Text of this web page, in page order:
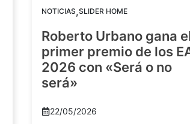
NOTICIAS,SLIDER HOME
Roberto Urbano gana
primer premio de los
2026 con «Será o no
será»
22/05/2026